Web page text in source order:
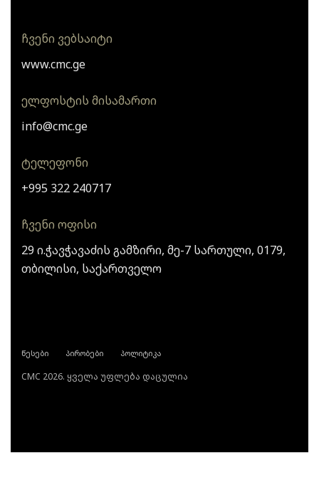
ჩვენი ვებსაიტი
www.cmc.ge
ელფოსტის მისამართი
info@cmc.ge
ტელეფონი
+995 322 240717
ჩვენი ოფისი
29 ი.ჭავჭავაძის გამზირი, მე-7 სართული, 0179,
თბილისი, საქართველო
წესები პირობები პოლიტიკა
CMC 2026. ყველა უფლება დაცულია